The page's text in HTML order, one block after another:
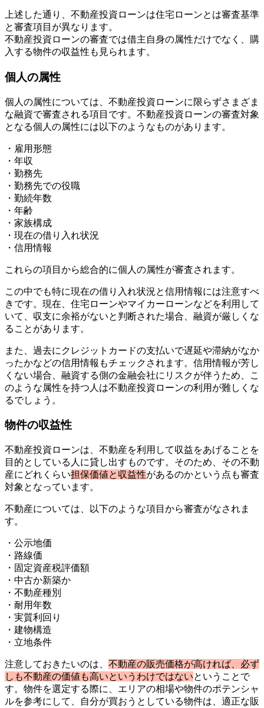
上述した通り、不動産投資ローンは住宅ローンとは審査基準
と審査項目が異なります。
不動産投資ローンの審査では借主自身の属性だけでなく、購
入する物件の収益性も見られます。
個人の属性
個人の属性については、不動産投資ローンに限らずさまざま
な融資で審査される項目です。不動産投資ローンの審査対象
となる個人の属性には以下のようなものがあります。
・雇用形態
・年収
・勤務先
・勤務先での役職
・勤続年数
・年齢
・家族構成
・現在の借り入れ状況
・信用情報
これらの項目から総合的に個人の属性が審査されます。
この中でも特に現在の借り入れ状況と信用情報には注意すべ
きです。現在、住宅ローンやマイカーローンなどを利用して
いて、収支に余裕がないと判断された場合、融資が厳しくな
ることがあります。
また、過去にクレジットカードの支払いで遅延や滞納がなか
ったかなどの信用情報もチェックされます。信用情報が芳し
くない場合、融資する側の金融会社にリスクが伴うため、こ
のような属性を持つ人は不動産投資ローンの利用が難しくな
るでしょう。
物件の収益性
不動産投資ローンは、不動産を利用して収益をあげることを
目的としている人に貸し出すものです。そのため、その不動
産にどれくらい担保価値と収益性があるのかという点も審査
対象となっています。
不動産については、以下のような項目から審査がなされま
す。
・公示地価
・路線価
・固定資産税評価額
・中古か新築か
・不動産種別
・耐用年数
・実質利回り
・建物構造
・立地条件
注意しておきたいのは、 不動産の販売価格が高ければ、必ず
しも不動産の価値も高いというわけではないということで
す。物件を選定する際に、エリアの相場や物件のポテンシャ
ルを参考にして、自分が買おうとしている物件は、適正な販